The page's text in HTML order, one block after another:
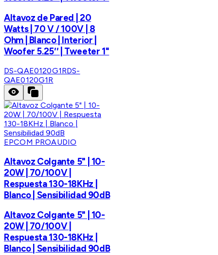
Altavoz de Pared | 20
Watts | 70 V / 100V | 8
Ohm | Blanco | Interior |
Woofer 5.25′′ | Tweeter 1"
DS-QAE0120G1RDS-
QAE0120G1R
EPCOM PROAUDIO
Altavoz Colgante 5" | 10-
20W | 70/100V |
Respuesta 130-18KHz |
Blanco | Sensibilidad 90dB
Altavoz Colgante 5" | 10-
20W | 70/100V |
Respuesta 130-18KHz |
Blanco | Sensibilidad 90dB